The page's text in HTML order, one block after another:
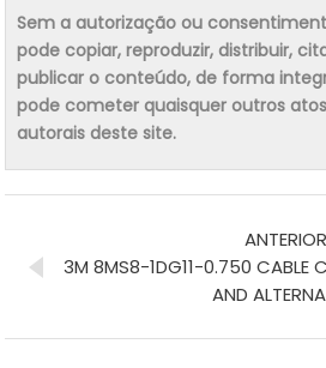
Sem a autorização ou
pode copiar, reproduzir, distribuir,
publicar o conteúdo, de forma
pode cometer quaisquer outros
autorais deste site.
ANTERIOR
3M 8MS8-1DG11-0.750 CABLE
AND